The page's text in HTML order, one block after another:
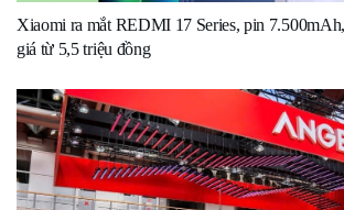
Xiaomi ra mắt REDMI 17 Series, pin
giá từ 5,5 triệu đồng